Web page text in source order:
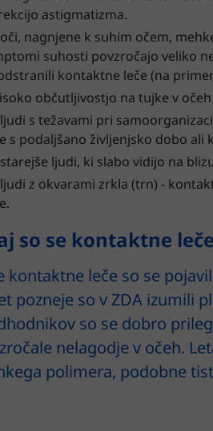
astigmatizma.
nagnjene k suhim očem,
suhosti povzročajo veliko
kontaktne leče (na
občutljivostjo na tujke v
s težavami pri
s podaljšano življenjsko dobo ali
ljudi, ki slabo vidijo na
z okvarami zrkla (trn) -
so se kontaktne
kontaktne leče so se
pozneje so v ZDA izumili
so se dobro
nelagodje v očeh.
polimera, podobne